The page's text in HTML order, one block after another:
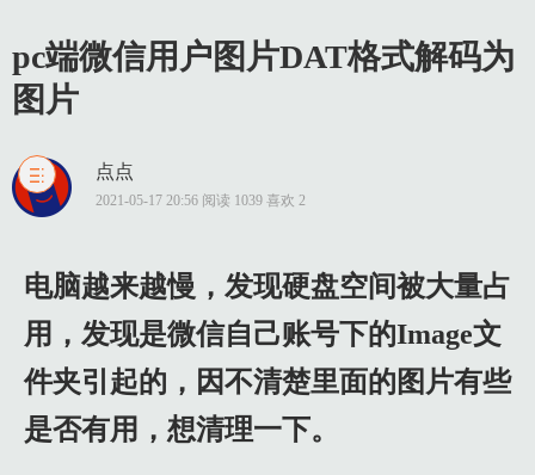
pc端微信用户图片DAT格式解码为
图片
点点
2021-05-17 20:56 阅读 1039 喜欢 2
电脑越来越慢，发现硬盘空间被大量占
用，发现是微信自己账号下的Image文
件夹引起的，因不清楚里面的图片有些
是否有用，想清理一下。
1 电脑越来越慢，发现硬盘空间被大量占用，发现是微信自己账号下的Image文件夹引起的，因不清楚里面的图片有些是否有用，想清理一下。
3 不会代码的朋友可以看一下最后的结果，是否是自己想要的结果。如果是就去sdxlp.cn/tool/wechatdat这个地方看一下，是工具可以帮到你，比较糙，但好用。
4 进去后发现都是dat格式，无法打开。修改后缀后仍无法打开，被加密了。
5 二进制方式打开文件后发现是这样的。通过异或运算加密了。
7 运行结果：